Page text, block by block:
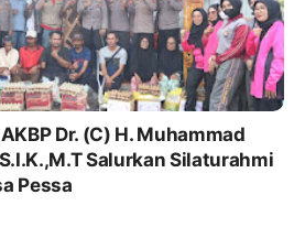
Dr. (C) H. Muhammad
Salurkan Silaturahmi
Pessa